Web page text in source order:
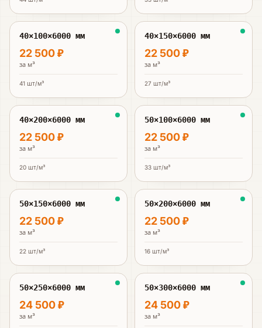
40×100×6000 мм
22 500 ₽
за м³
41 шт/м³
40×150×6000 мм
22 500 ₽
за м³
27 шт/м³
40×200×6000 мм
22 500 ₽
за м³
20 шт/м³
50×100×6000 мм
22 500 ₽
за м³
33 шт/м³
50×150×6000 мм
22 500 ₽
за м³
22 шт/м³
50×200×6000 мм
22 500 ₽
за м³
16 шт/м³
50×250×6000 мм
24 500 ₽
за м³
50×300×6000 мм
24 500 ₽
за м³